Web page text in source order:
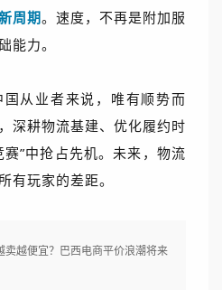
周期。速度，不再是附加服
能力。
从业者来说，唯有顺势而
深耕物流基建、优化履约时
”中抢占先机。未来，物流
有玩家的差距。
卖越便宜？巴西电商平价浪潮将来